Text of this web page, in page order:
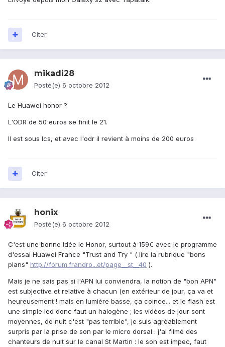
Citer
mikadi28
Posté(e) 6 octobre 2012
Le Huawei honor ?
L'ODR de 50 euros se finit le 21.
Il est sous Ics, et avec l'odr il revient à moins de 200 euros
Citer
honix
Posté(e) 6 octobre 2012
C'est une bonne idée le Honor, surtout à 159€ avec le programme
d'essai Huawei France "Trust and Try " ( lire la rubrique "bons
plans" http://forum.frandro...et/page__st__40 ).
Mais je ne sais pas si l'APN lui conviendra, la notion de "bon APN"
est subjective et relative à chacun (en extérieur de jour, ça va et
heureusement ! mais en lumière basse, ça coince... et le flash est
une simple led donc faut un halogène ; les vidéos de jour sont
moyennes, de nuit c'est "pas terrible", je suis agréablement
surpris par la prise de son par le micro dorsal : j'ai filmé des
chanteurs de nuit sur le canal St Martin : le son est impec, faut